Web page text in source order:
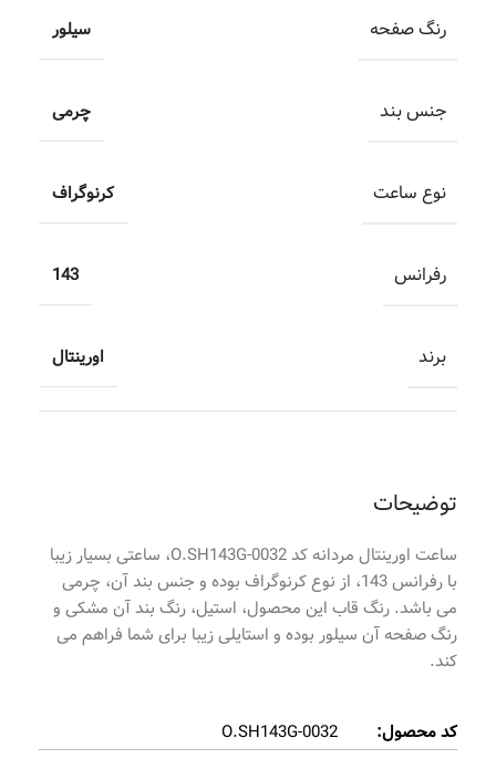
توضیحات
ساعت اورینتال مردانه کد O.SH143G-0032، ساعتی بسیار زیبا
با رفرانس 143، از نوع کرنوگراف بوده و جنس بند آن، چرمی
می باشد. رنگ قاب این محصول، استیل، رنگ بند آن مشکی و
رنگ صفحه آن سیلور بوده و استایلی زیبا برای شما فراهم می
کند.
کد محصول:
O.SH143G-0032
رنگ صفحه سیلور
جنس بند چرمی
نوع ساعت کرنوگراف
رفرانس 143
برند اورینتال